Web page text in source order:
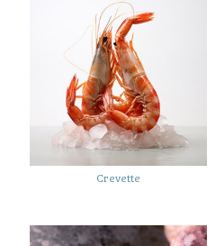
Crevette